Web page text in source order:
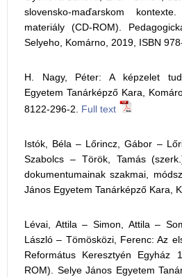
slovensko-maďarskom
materiály (CD-ROM).
Selyeho, Komárno, 2019, ISBN
H. Nagy, Péter: A képzelet
Egyetem Tanárképző Kara,
8122-296-2. Full text
Istók, Béla – Lőrincz, Gábor –
Szabolcs – Török, Tamás
dokumentumainak szakmai,
János Egyetem Tanárképző Kara,
Lévai, Attila – Simon, Attila –
László – Tömösközi, Ferenc: Az
Református Keresztyén Egyház
ROM). Selye János Egyetem